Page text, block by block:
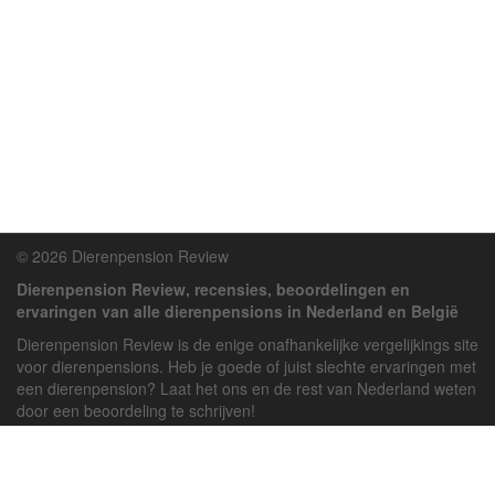
© 2026 Dierenpension Review
Dierenpension Review, recensies, beoordelingen en
ervaringen van alle dierenpensions in Nederland en België
Dierenpension Review is de enige onafhankelijke vergelijkings site
voor dierenpensions. Heb je goede of juist slechte ervaringen met
een dierenpension? Laat het ons en de rest van Nederland weten
door een beoordeling te schrijven!